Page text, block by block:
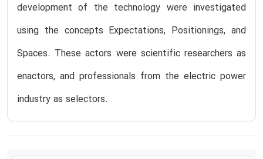
development of the technology were investigated
using the concepts Expectations, Positionings, and
Spaces. These actors were scientific researchers as
enactors, and professionals from the electric power
industry as selectors.